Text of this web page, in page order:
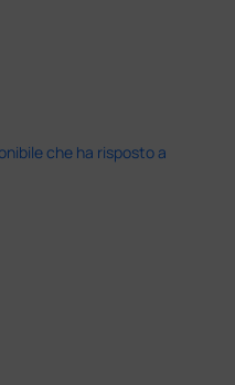
che ha risposto a